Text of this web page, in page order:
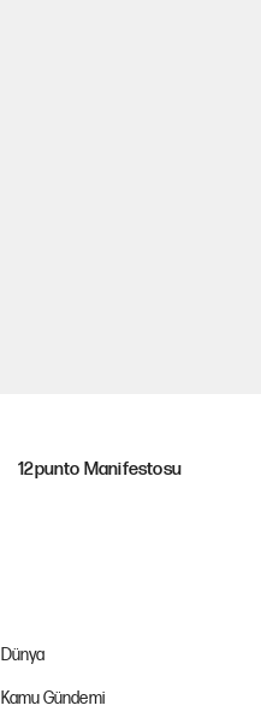
12punto Manifestosu
Dünya
Kamu Gündemi